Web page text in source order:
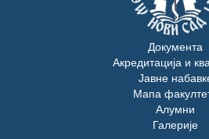
Документа
Акредитација и
Јавне
Мапа
Алумни
Галерије